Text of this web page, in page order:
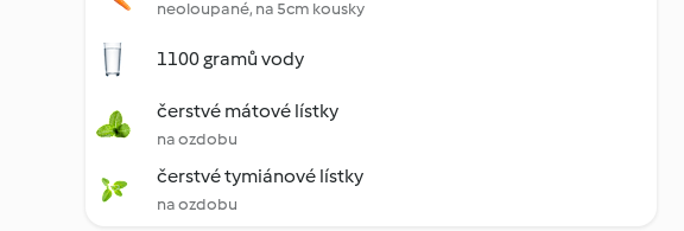
neoloupané, na 5cm kousky
1100 gramů vody
čerstvé mátové lístky
na ozdobu
čerstvé tymiánové lístky
na ozdobu